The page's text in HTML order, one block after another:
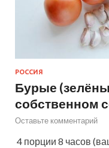
РОССИЯ
Бурые
собственном
Оставьте комментарий
4 порции 8 часов